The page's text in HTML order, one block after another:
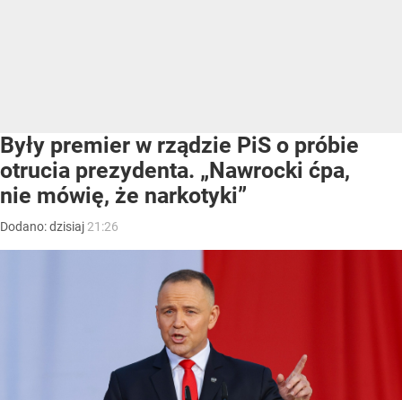
Były premier w rządzie PiS o próbie
otrucia prezydenta. „Nawrocki ćpa,
nie mówię, że narkotyki”
Dodano:dzisiaj 21:26